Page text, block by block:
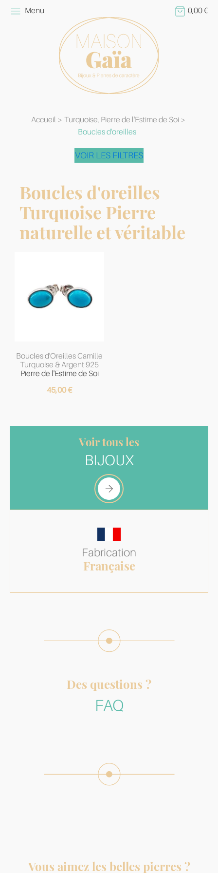
Menu 0,00€
Accueil
Turquoise, Pierre de l'Estime de Soi
Boucles d'oreilles
VOIR LES FILTRES
Voir tous les
BIJOUX
Fabrication
Française
Boucles d'oreilles
Turquoise Pierre
naturelle et véritable
Boucles d'Oreilles Camille
Turquoise & Argent 925
Pierre de l'Estime de Soi
45,00€
Des questions ?
FAQ
Vous aimez les belles pierres ?